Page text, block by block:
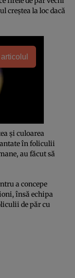
creştea la loc dacă
şi culoarea
în foliculii
au făcut să
a concepe
însă echipa
de păr cu